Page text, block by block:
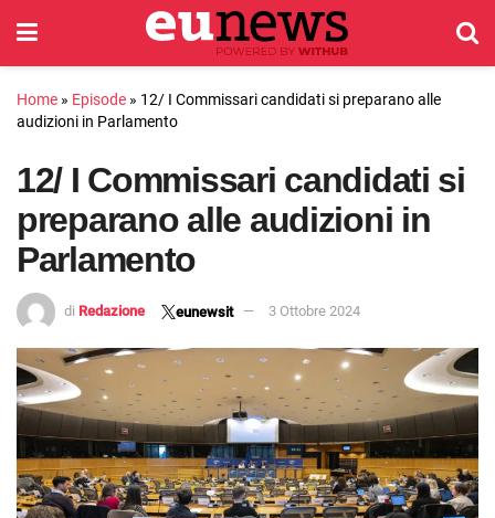
Home » Episode » 12/ I Commissari candidati si preparano alle
audizioni in Parlamento
12/ I Commissari candidati si
preparano alle audizioni in
Parlamento
di Redazione eunewsit 3 Ottobre 2024